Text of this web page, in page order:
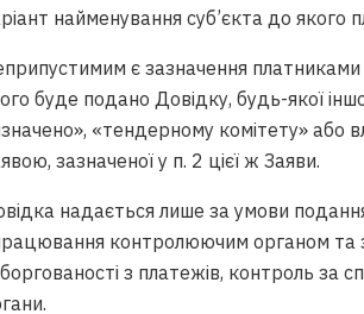
найменування суб’єкта до якого
є зазначення платниками
буде подано Довідку, будь-якої
«тендерному комітету» або
зазначеної у п. 2 цієї ж Заяви.
надається лише за умови
контролюючим органом та
з платежів, контроль за